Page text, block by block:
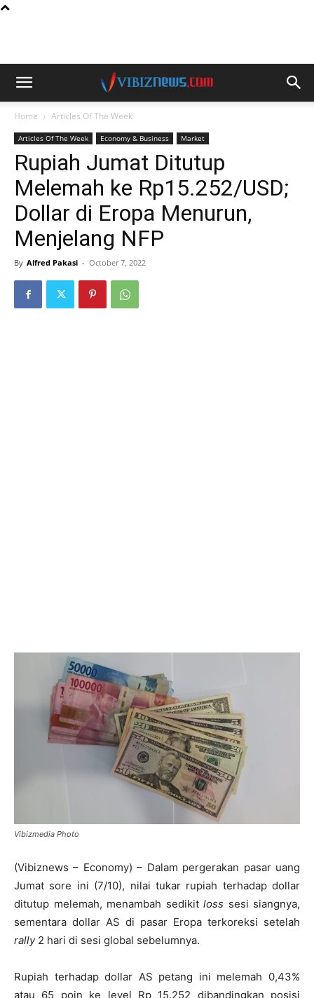
Home Articles Of The Week
Articles Of The Week Economy & Business Market
Rupiah Jumat Ditutup
Melemah ke Rp15.252/USD;
Dollar di Eropa Menurun,
Menjelang NFP
By Alfred Pakasi - October 7, 2022
Vibizmedia Photo
(Vibiznews – Economy) – Dalam pergerakan pasar uang
Jumat sore ini (7/10), nilai tukar rupiah terhadap dollar
ditutup melemah, menambah sedikit loss sesi siangnya,
sementara dollar AS di pasar Eropa terkoreksi setelah
rally2 hari di sesi global sebelumnya.
Rupiah terhadap dollar AS petang ini melemah 0,43%
atau 65 poin ke level Rp 15.252 dibandingkan posisi